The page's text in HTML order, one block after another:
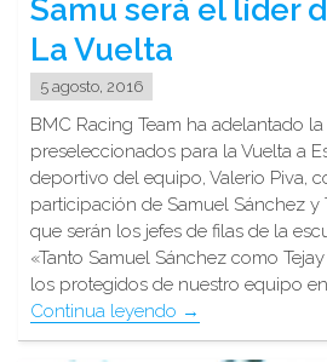
Samu será el líder
La Vuelta
5 agosto, 2016
BMC Racing Team ha adelantado
preseleccionados para la Vuelta a
deportivo del equipo, Valerio Piva,
participación de Samuel Sánchez y
que serán los jefes de filas de la
«Tanto Samuel Sánchez como
los protegidos de nuestro equipo
Continua leyendo "Samu
será
→